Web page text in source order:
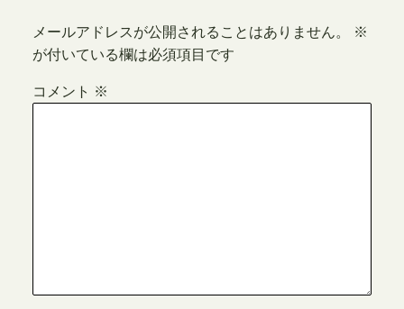
メールアドレスが公開されることはありません。
※
が付いている欄は必須項目です
コメント ※